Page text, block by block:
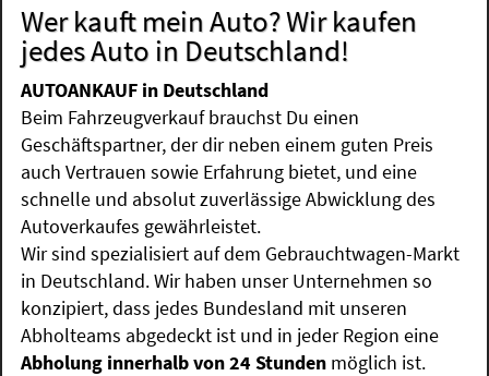
Wer kauft mein Auto? Wir kaufen
jedes Auto in Deutschland!
AUTOANKAUF in Deutschland
Beim Fahrzeugverkauf brauchst Du einen
Geschäftspartner, der dir neben einem guten Preis
auch Vertrauen sowie Erfahrung bietet, und eine
schnelle und absolut zuverlässige Abwicklung des
Autoverkaufes gewährleistet.
Wir sind spezialisiert auf dem Gebrauchtwagen-Markt
in Deutschland. Wir haben unser Unternehmen so
konzipiert, dass jedes Bundesland mit unseren
Abholteams abgedeckt ist und in jeder Region eine
Abholung innerhalb von 24 Stunden möglich ist.